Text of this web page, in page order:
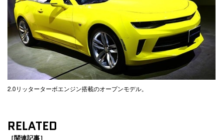
2.0リッターターボエンジン搭載のオープンモデル。
RELATED